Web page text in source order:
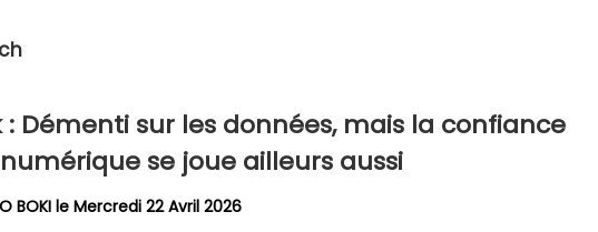
: Démenti sur les données, mais la confiance
numérique se joue ailleurs aussi
BOKI le Mercredi 22 Avril 2026